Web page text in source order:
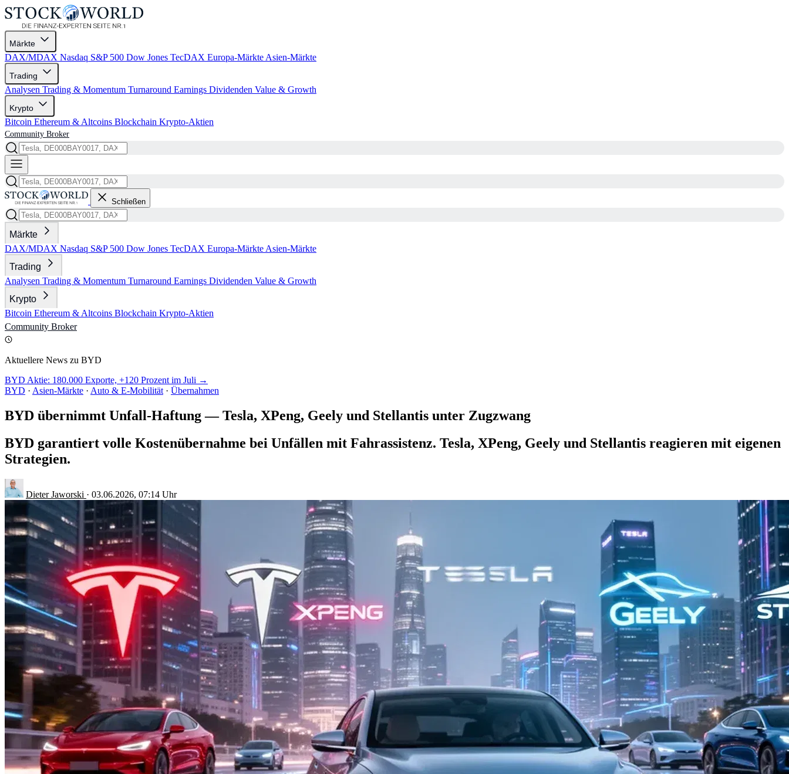
Märkte
DAX/MDAX Nasdaq S&P 500 Dow Jones TecDAX Europa-Märkte Asien-Märkte
Trading
Analysen Trading & Momentum Turnaround Earnings Dividenden Value & Growth
Krypto
Bitcoin Ethereum & Altcoins Blockchain Krypto-Aktien
Community Broker
Schließen
Märkte
DAX/MDAX Nasdaq S&P 500 Dow Jones TecDAX Europa-Märkte Asien-Märkte
Trading
Analysen Trading & Momentum Turnaround Earnings Dividenden Value & Growth
Krypto
Bitcoin Ethereum & Altcoins Blockchain Krypto-Aktien
Community Broker
Aktuellere News zu BYD
BYD Aktie: 180.000 Exporte, +120 Prozent im Juli →
BYD · Asien-Märkte · Auto & E-Mobilität · Übernahmen
BYD übernimmt Unfall-Haftung — Tesla, XPeng, Geely und Stellantis unter Zugzwang
BYD garantiert volle Kostenübernahme bei Unfällen mit Fahrassistenz. Tesla, XPeng, Geely und Stellantis reagieren mit eigenen
Strategien.
Dieter Jaworski · 03.06.2026, 07:14 Uhr